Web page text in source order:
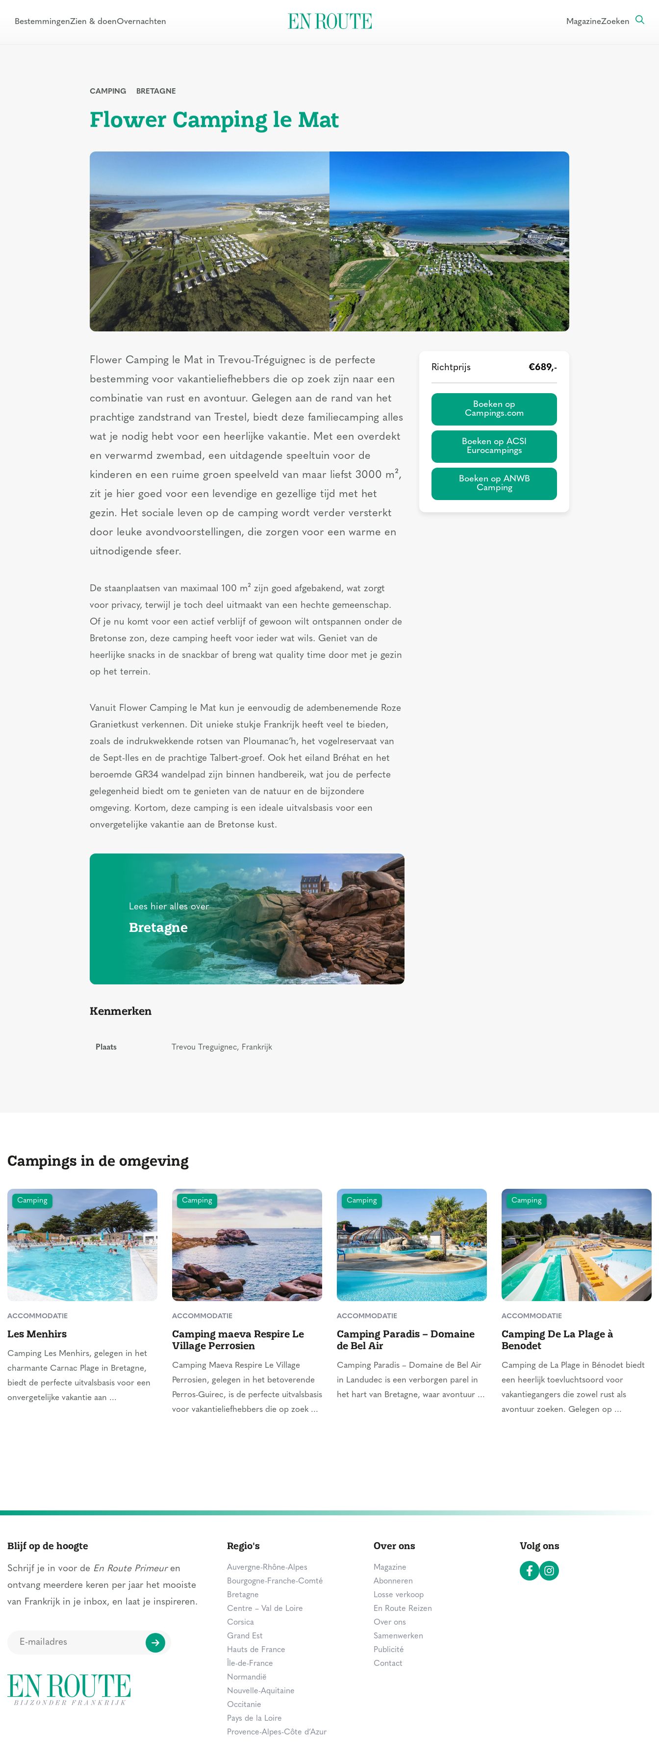
BestemmingenZien & doenOvernachten MagazineZoeken
CAMPING BRETAGNE
Flower Camping le Mat
Flower Camping le Mat in Trevou-Tréguignec is de perfecte
bestemming voor vakantieliefhebbers die op zoek zijn naar een
combinatie van rust en avontuur. Gelegen aan de rand van het
prachtige zandstrand van Trestel, biedt deze familiecamping alles
wat je nodig hebt voor een heerlijke vakantie. Met een overdekt
en verwarmd zwembad, een uitdagende speeltuin voor de
kinderen en een ruime groen speelveld van maar liefst 3000 m²,
zit je hier goed voor een levendige en gezellige tijd met het
gezin. Het sociale leven op de camping wordt verder versterkt
door leuke avondvoorstellingen, die zorgen voor een warme en
uitnodigende sfeer.
De staanplaatsen van maximaal 100 m² zijn goed afgebakend, wat zorgt
voor privacy, terwijl je toch deel uitmaakt van een hechte gemeenschap.
Of je nu komt voor een actief verblijf of gewoon wilt ontspannen onder de
Bretonse zon, deze camping heeft voor ieder wat wils. Geniet van de
heerlijke snacks in de snackbar of breng wat quality time door met je gezin
op het terrein.
Vanuit Flower Camping le Mat kun je eenvoudig de adembenemende Roze
Granietkust verkennen. Dit unieke stukje Frankrijk heeft veel te bieden,
zoals de indrukwekkende rotsen van Ploumanac’h, het vogelreservaat van
de Sept-Iles en de prachtige Talbert-groef. Ook het eiland Bréhat en het
beroemde GR34 wandelpad zijn binnen handbereik, wat jou de perfecte
gelegenheid biedt om te genieten van de natuur en de bijzondere
omgeving. Kortom, deze camping is een ideale uitvalsbasis voor een
onvergetelijke vakantie aan de Bretonse kust.
Lees hier alles over
Bretagne
Kenmerken
Plaats Trevou Treguignec, Frankrijk
Richtprijs €689,-
Boeken op
Campings.com
Boeken op ACSI
Eurocampings
Boeken op ANWB
Camping
Campings in de omgeving
Camping
ACCOMMODATIE
Les Menhirs
Camping Les Menhirs, gelegen in het
charmante Carnac Plage in Bretagne,
biedt de perfecte uitvalsbasis voor een
onvergetelijke vakantie aan ...
Camping
ACCOMMODATIE
Camping maeva Respire Le
Village Perrosien
Camping Maeva Respire Le Village
Perrosien, gelegen in het betoverende
Perros-Guirec, is de perfecte uitvalsbasis
voor vakantieliefhebbers die op zoek ...
Camping
ACCOMMODATIE
Camping Paradis – Domaine
de Bel Air
Camping Paradis – Domaine de Bel Air
in Landudec is een verborgen parel in
het hart van Bretagne, waar avontuur ...
Camping
ACCOMMODATIE
Camping De La Plage à
Benodet
Camping de La Plage in Bénodet biedt
een heerlijk toevluchtsoord voor
vakantiegangers die zowel rust als
avontuur zoeken. Gelegen op ...
Blijf op de hoogte
Schrijf je in voor de En Route Primeuren
ontvang meerdere keren per jaar het mooiste
van Frankrijk in je inbox, en laat je inspireren.
Regio's
Auvergne-Rhône-Alpes
Bourgogne-Franche-Comté
Bretagne
Centre – Val de Loire
Corsica
Grand Est
Hauts de France
Île-de-France
Normandië
Nouvelle-Aquitaine
Occitanie
Pays de la Loire
Provence-Alpes-Côte d’Azur
Over ons
Magazine
Abonneren
Losse verkoop
En Route Reizen
Over ons
Samenwerken
Publicité
Contact
Volg ons